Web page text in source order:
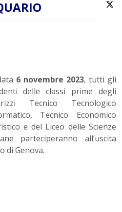
6 novembre 2023, tutti gli
delle classi prime degli
Tecnico Tecnologico
Tecnico Economico
e del Liceo delle Scienze
parteciperanno all’uscita
di Genova.